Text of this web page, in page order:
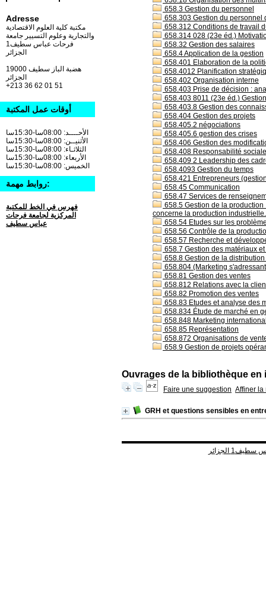
658.3 Gestion du personnel
658.303 Gestion du
658.312 Conditions de travail
658.314 028 (23e éd.)
658.32 Gestion des salaires
658.4 Application de la gestion
658.401 Elaboration de la
658.4012 Planification
658.402 Organisation interne
658.403 Prise de décision :
658.403 8011 (23e éd.)
658.403.8 Gestion des
658.404 Gestion des projets
658.405.2 négociations
658.405.6 gestion des crises
658.406 Gestion des
658.408 Responsabilité
658.409 2 Leadership des
658.4093 Gestion du temps
658.421 Entrepreneurs
658.45 Communication
658.47 Services de
658.5 Gestion de la
concerne la production
658.54 Etudes sur les
658.56 Contrôle de la
658.57 Recherche et
658.7 Gestion des matériaux
658.8 Gestion de la
658.804 (Marketing
658.81 Gestion des ventes
658.812 Relations avec la
658.82 Promotion des ventes
658.83 Etudes et analyse des
658.834 Étude de marché en
658.848 Marketing
658.85 Représentation
658.872 Organisations de
658.9 Gestion de projets
Ouvrages de la bibliothèque en
Faire une suggestion Affiner la
GRH et questions sensibles en
Adresse
مكتبة كلية العلوم الاقتصادية
والتجارية وعلوم التسيير جامعة
فرحات عباس سطيف1
الجزائر
19000 هضبة الباز سطيف
+213 36 62 01 51
أوقات عمل المكتبة
الأحــــد: 08:00سا-15:30سا
الأثنيــن: 08:00سا-15:30سا
الثلاثـاء: 08:00سا-15:30سا
الأربعاء: 08:00سا-15:30سا
الخميس: 08:00سا-15:30سا
روابط مهمة:
فهرس في الخط للمكتبة
المركزية لجامعة فرحات
عباس سطيف